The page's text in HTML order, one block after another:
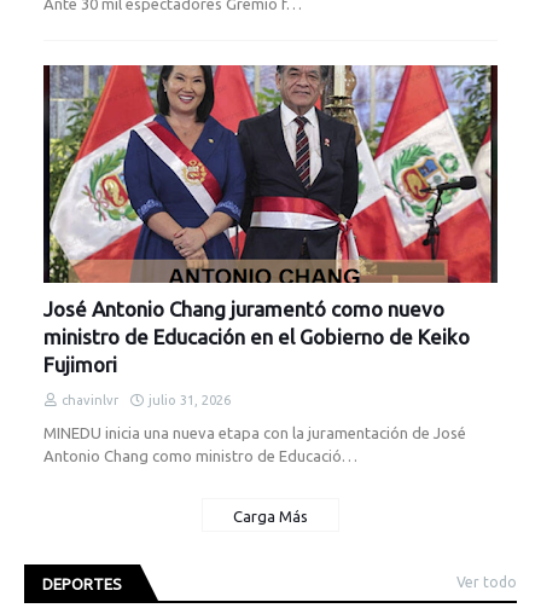
José Antonio Chang juramentó como nuevo
ministro de Educación en el Gobierno de Keiko
Fujimori
chavinlvr julio 31, 2026
MINEDU inicia una nueva etapa con la juramentación de José
Antonio Chang como ministro de Educació…
Carga Más
DEPORTES Ver todo